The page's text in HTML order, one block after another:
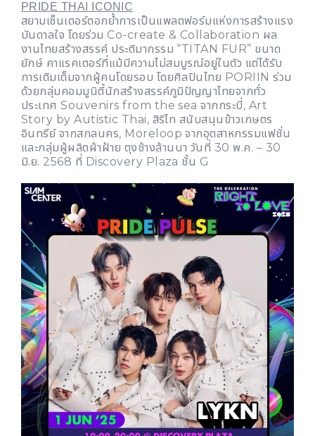
PRIDE THAI ICONIC
สยามเซ็นเตอร์ตอกย้ำการเป็นแพลตฟอร์มแห่งการสร้างแรง
บันดาลใจ โดยร่วม Co-create & Collaboration ผล
งานไทยสร้างสรรค์ ประติมากรรม “TITAN FUR” ขนาด
ยักษ์ คาแรคเตอร์ที่แม้มีความไม่สมบูรณ์อยู่ในตัว แต่ได้รับ
การเติมเต็มจากผู้คนโดยรอบ โดยศิลปินไทย PORIIN ร่วม
ด้วยกลุ่มคอมมูนิตี้นักสร้างสรรค์ภูมิปัญญาไทยจากทั่ว
ประเทศ Souvenirs from the sea จากกระบี่, Art
Story by Autistic Thai, สิริไท สนับสนุนข้าวเกษตร
อินทรีย์ จากสกลนคร, Moreloop จากอุตสาหกรรมแฟชั่น
และกลุ่มผู้ผลิตผ้าฝ้าย ตุงช้างล้านนา วันที่ 30 พ.ค. – 30
มิ.ย. 2568 ที่ Discovery Plaza ชั้น G